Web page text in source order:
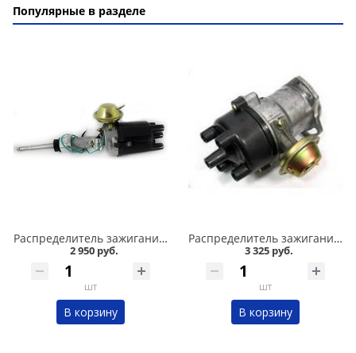
Популярные в разделе
Распределитель зажигания 2103 МОСКВА в Омске
2 950 руб.
шт
В корзину
Распределитель зажигания 2108 МОСКВА в Омске
3 325 руб.
шт
В корзину